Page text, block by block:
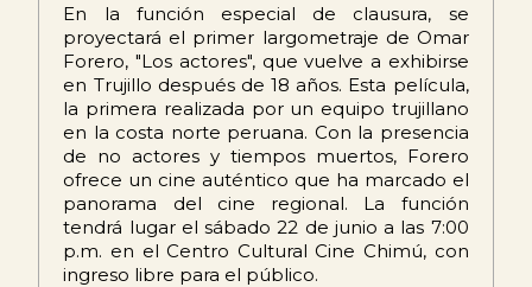
En la función especial de clausura, se
proyectará el primer largometraje de Omar
Forero, "Los actores", que vuelve a exhibirse
en Trujillo después de 18 años. Esta película,
la primera realizada por un equipo trujillano
en la costa norte peruana. Con la presencia
de no actores y tiempos muertos, Forero
ofrece un cine auténtico que ha marcado el
panorama del cine regional. La función
tendrá lugar el sábado 22 de junio a las 7:00
p.m. en el Centro Cultural Cine Chimú, con
ingreso libre para el público.